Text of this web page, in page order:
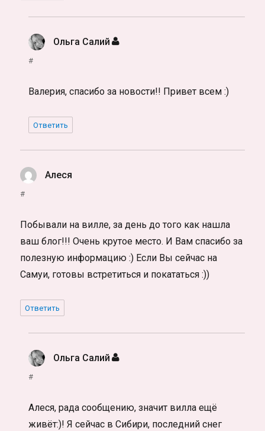
Ольга Салий :
#
Валерия, спасибо за новости!! Привет всем :)
Ответить
Алеся
#
Побывали на вилле, за день до того как нашла
ваш блог!!! Очень крутое место. И Вам спасибо за
полезную информацию :) Если Вы сейчас на
Самуи, готовы встретиться и покататься :))
Ответить
Ольга Салий :
#
Алеся, рада сообщению, значит вилла ещё
живёт:)! Я сейчас в Сибири, последний снег